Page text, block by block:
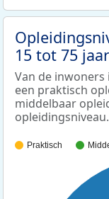
15 tot 75 jaar
Van de inwoners
een praktisch
middelbaar
opleidingsniveau.
Praktisch